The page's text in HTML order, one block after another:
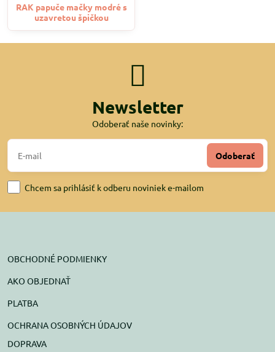
RAK papuče mačky modré s
uzavretou špičkou
Newsletter
Odoberať naše novinky:
Odoberať
Chcem sa prihlásiť k odberu noviniek e-mailom
OBCHODNÉ PODMIENKY
AKO OBJEDNAŤ
PLATBA
OCHRANA OSOBNÝCH ÚDAJOV
DOPRAVA